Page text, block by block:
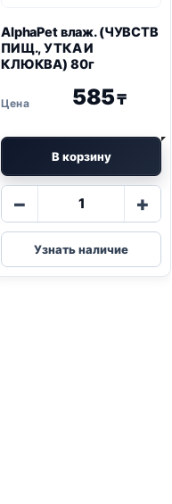
AlphaPet влаж. (ЧУВСТВ
ПИЩ., УТКА И
КЛЮКВА) 80г
585₸
В корзину
−
Количество
AlphaPet
влаж.
(ЧУВСТВ
+
Узнать наличие